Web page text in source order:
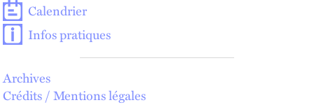
Calendrier
Infos pratiques
Archives
Crédits / Mentions légales